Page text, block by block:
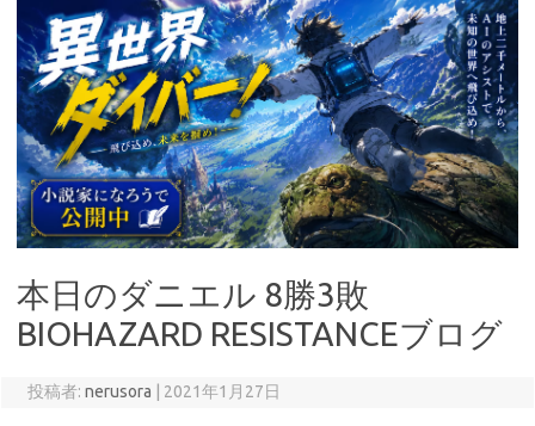
本日のダニエル 8勝3敗
BIOHAZARD RESISTANCEブログ
投稿者: nerusora 2021年1月27日